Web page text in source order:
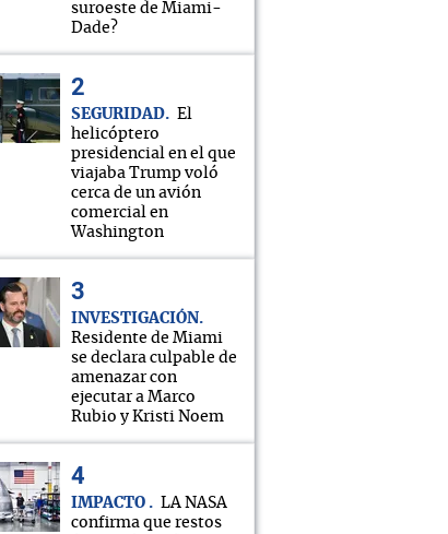
suroeste de Miami-
Dade?
SEGURIDAD
El
helicóptero
presidencial en el que
viajaba Trump voló
cerca de un avión
comercial en
Washington
INVESTIGACIÓN
Residente de Miami
se declara culpable de
amenazar con
ejecutar a Marco
Rubio y Kristi Noem
IMPACTO
LA NASA
confirma que restos